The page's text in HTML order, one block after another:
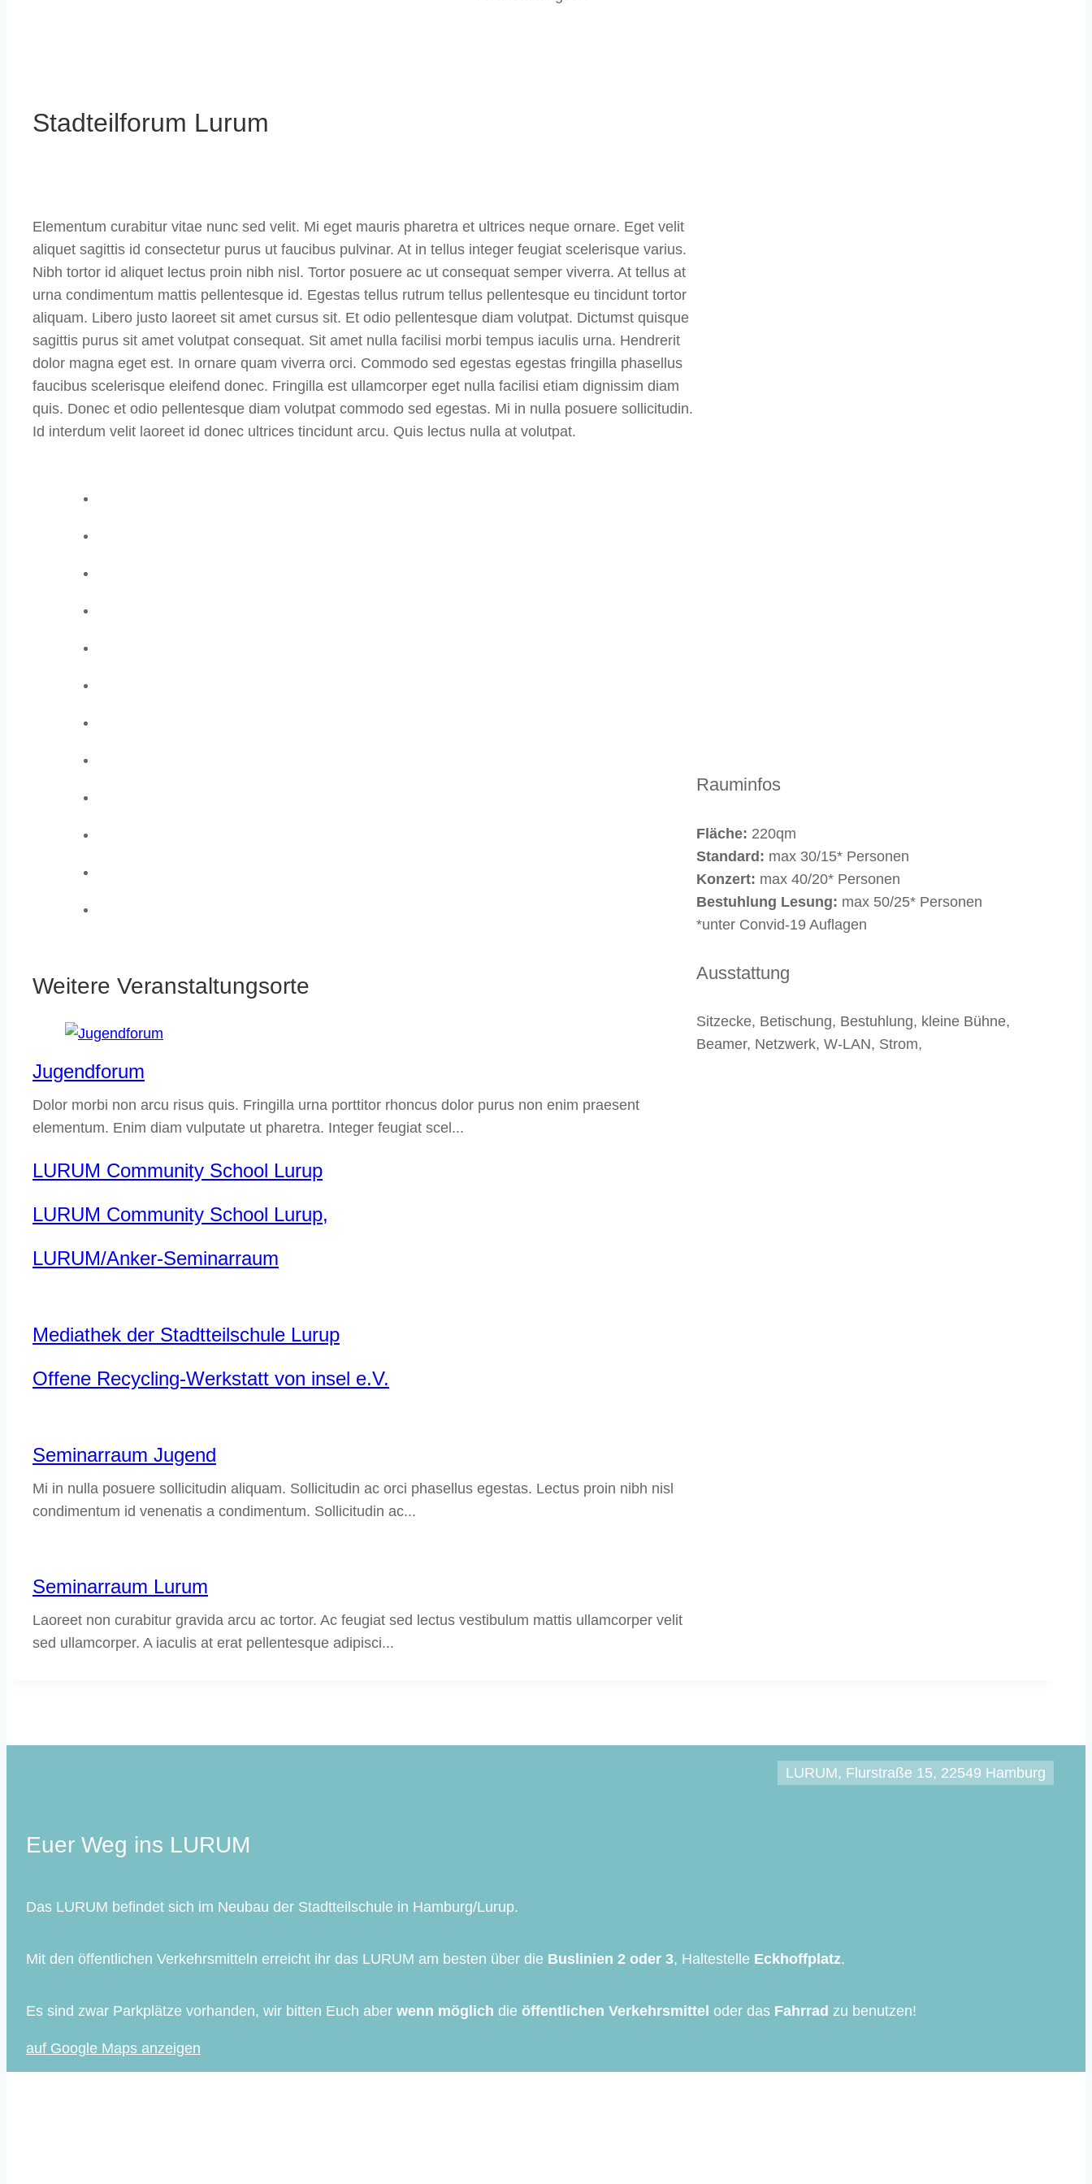
Stadteilforum Lurum
Elementum curabitur vitae nunc sed velit. Mi eget mauris pharetra et ultrices neque ornare. Eget velit
aliquet sagittis id consectetur purus ut faucibus pulvinar. At in tellus integer feugiat scelerisque varius.
Nibh tortor id aliquet lectus proin nibh nisl. Tortor posuere ac ut consequat semper viverra. At tellus at
urna condimentum mattis pellentesque id. Egestas tellus rutrum tellus pellentesque eu tincidunt tortor
aliquam. Libero justo laoreet sit amet cursus sit. Et odio pellentesque diam volutpat. Dictumst quisque
sagittis purus sit amet volutpat consequat. Sit amet nulla facilisi morbi tempus iaculis urna. Hendrerit
dolor magna eget est. In ornare quam viverra orci. Commodo sed egestas egestas fringilla phasellus
faucibus scelerisque eleifend donec. Fringilla est ullamcorper eget nulla facilisi etiam dignissim diam
quis. Donec et odio pellentesque diam volutpat commodo sed egestas. Mi in nulla posuere sollicitudin.
Id interdum velit laoreet id donec ultrices tincidunt arcu. Quis lectus nulla at volutpat.
Weitere Veranstaltungsorte
Jugendforum
Dolor morbi non arcu risus quis. Fringilla urna porttitor rhoncus dolor purus non enim praesent
elementum. Enim diam vulputate ut pharetra. Integer feugiat scel...
LURUM Community School Lurup
LURUM Community School Lurup,
LURUM/Anker-Seminarraum
Mediathek der Stadtteilschule Lurup
Offene Recycling-Werkstatt von insel e.V.
Seminarraum Jugend
Mi in nulla posuere sollicitudin aliquam. Sollicitudin ac orci phasellus egestas. Lectus proin nibh nisl
condimentum id venenatis a condimentum. Sollicitudin ac...
Seminarraum Lurum
Laoreet non curabitur gravida arcu ac tortor. Ac feugiat sed lectus vestibulum mattis ullamcorper velit
sed ullamcorper. A iaculis at erat pellentesque adipisci...
Rauminfos
Fläche: 220qm
Standard: max 30/15* Personen
Konzert: max 40/20* Personen
Bestuhlung Lesung: max 50/25* Personen
*unter Convid-19 Auflagen
Ausstattung
Sitzecke, Betischung, Bestuhlung, kleine Bühne,
Beamer, Netzwerk, W-LAN, Strom,
LURUM, Flurstraße 15, 22549 Hamburg
Euer Weg ins LURUM
Das LURUM befindet sich im Neubau der Stadtteilschule in Hamburg/Lurup.
Mit den öffentlichen Verkehrsmitteln erreicht ihr das LURUM am besten über die Buslinien 2 oder 3, Haltestelle Eckhoffplatz.
Es sind zwar Parkplätze vorhanden, wir bitten Euch aber wenn möglich die öffentlichen Verkehrsmittel oder das Fahrrad zu benutzen!
auf Google Maps anzeigen